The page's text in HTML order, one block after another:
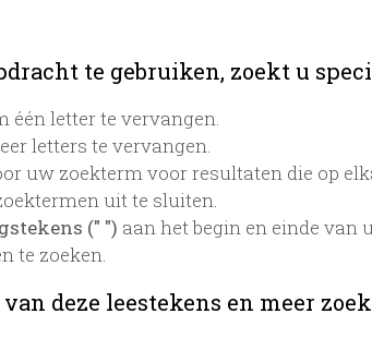
te gebruiken, zoekt u
één letter te vervangen.
letters te vervangen.
uw zoekterm voor resultaten die op
uit te sluiten.
(" ") aan het begin en einde van
te zoeken.
deze leestekens en meer